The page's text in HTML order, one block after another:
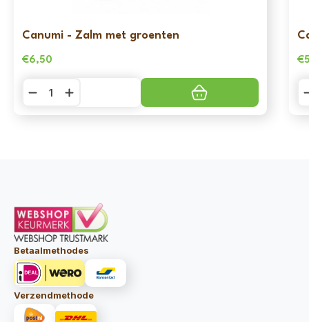
Canumi - Zalm met groenten
€6,50 €
Betaalmethodes
Verzendmethode